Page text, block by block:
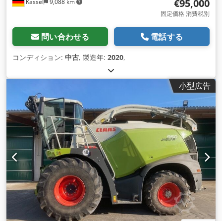
Kassel 9,088 km €95,000
固定価格 消費税別
問い合わせる 電話する
コンディション: 中古, 製造年: 2020,
小型広告